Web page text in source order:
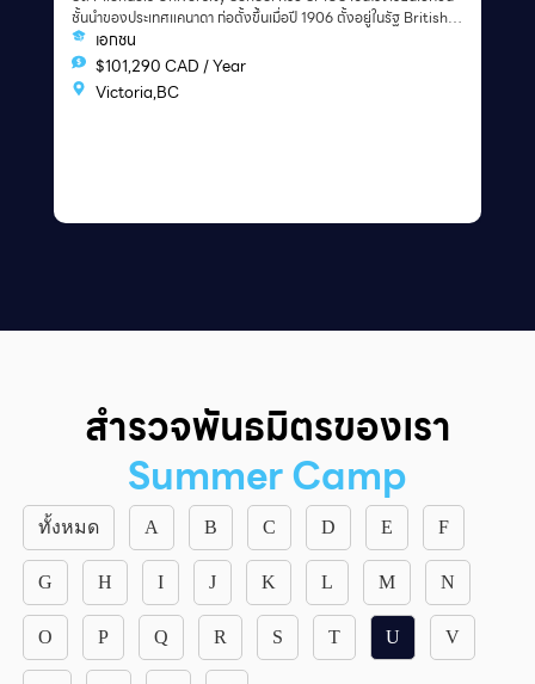
ชั้นนำของประเทศแคนาดา ก่อตั้งขึ้นเมื่อปี 1906 ตั้งอยู่ในรัฐ British
Columbia เมือง Victoria ปัจจุบัน
เอกชน
$101,290 CAD / Year
Victoria,BC
สำรวจพันธมิตรของเรา
Summer Camp
ทั้งหมด A B C D E F
G H I J K L M N
O P Q R S T U V